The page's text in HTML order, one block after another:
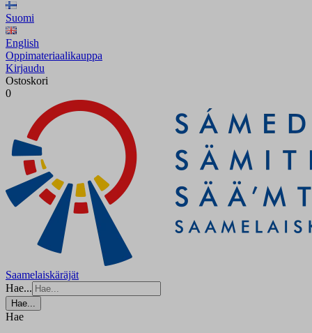
Suomi
English
Oppimateriaalikauppa
Kirjaudu
Ostoskori
0
Saamelaiskäräjät
Hae...
Hae...
Hae